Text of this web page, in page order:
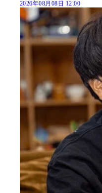
2026年08月08日 12:00